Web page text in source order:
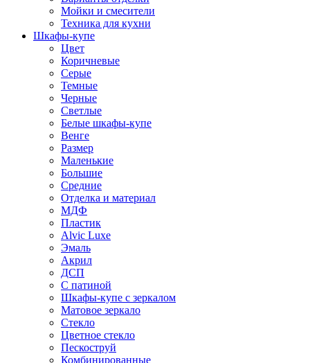
Мойки и смесители
Техника для кухни
Шкафы-купе
Цвет
Коричневые
Серые
Темные
Черные
Светлые
Белые шкафы-купе
Венге
Размер
Маленькие
Большие
Средние
Отделка и материал
МДФ
Пластик
Alvic Luxe
Эмаль
Акрил
ДСП
С патиной
Шкафы-купе с зеркалом
Матовое зеркало
Стекло
Цветное стекло
Пескоструй
Комбинированные